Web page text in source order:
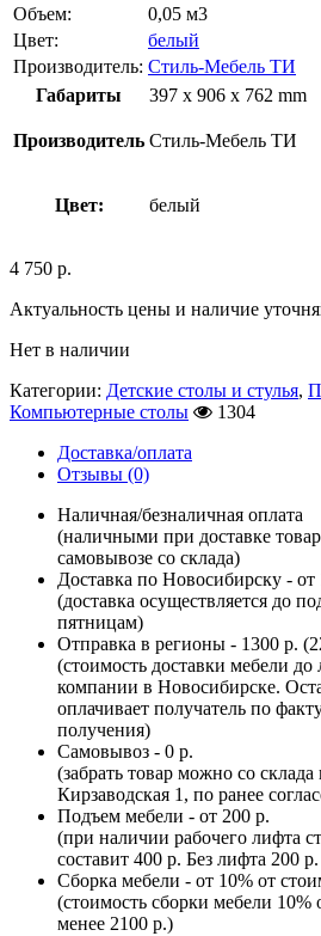
Объем:
0,05 м3
Цвет:
белый
Производитель: Стиль-Мебель ТИ
Габариты
397 x 906 x 762 mm
Производитель Стиль-Мебель ТИ
Цвет: белый
4 750 р.
Актуальность цены и наличие
Нет в наличии
Категории: Детские столы и стулья,
Компьютерные столы
1304
Доставка/оплата
Отзывы (0)
Наличная/безналичная оплата
(наличными при доставке
самовывозе со склада)
Доставка по Новосибирску - от
(доставка осуществляется до
пятницам)
Отправка в регионы - 1300 р.
(стоимость доставки мебели
компании в Новосибирске.
оплачивает получатель по
получения)
Самовывоз - 0 р.
(забрать товар можно со склада
Кирзаводская 1, по ранее
Подъем мебели - от 200 р.
(при наличии рабочего лифта
составит 400 р. Без лифта 200
Сборка мебели - от 10% от
(стоимость сборки мебели 10%
менее 2100 р.)